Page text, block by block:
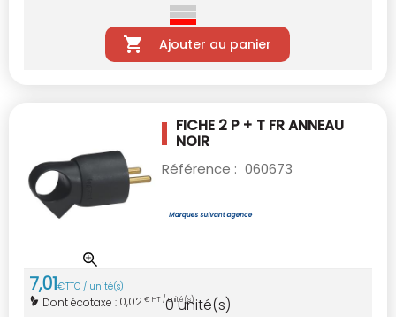
Ajouter au panier
FICHE 2 P + T FR ANNEAU
NOIR
Référence : 060673
7,01€TTC / unité(s)
Dont écotaxe : 0,02€ HT / unité(s)
0unité(s)